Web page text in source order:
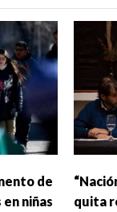
de
niñas
quita